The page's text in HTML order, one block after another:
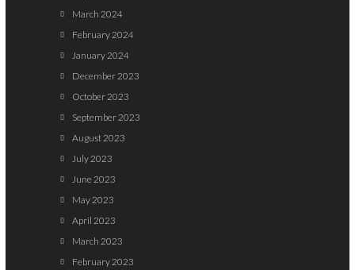
March 2024
February 2024
January 2024
December 2023
October 2023
September 2023
August 2023
July 2023
June 2023
May 2023
April 2023
March 2023
February 2023